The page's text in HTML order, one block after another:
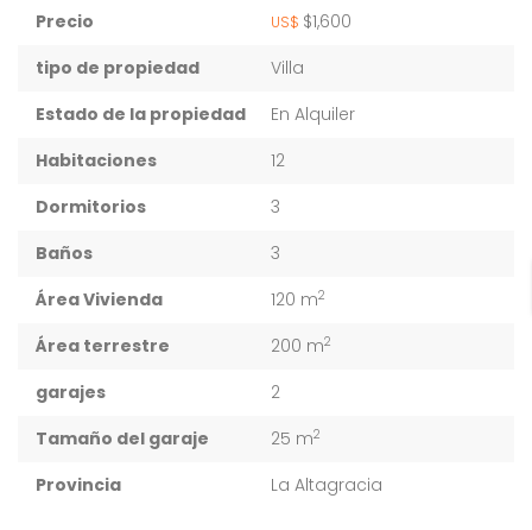
Precio US$ $1,600
tipo de propiedad
Villa
Estado de la propiedad
En Alquiler
Habitaciones
12
Dormitorios
3
Baños
3
Área Vivienda
120 m2
Área terrestre 200 m2
garajes
2
Tamaño del garaje
25 m2
Provincia La Altagracia